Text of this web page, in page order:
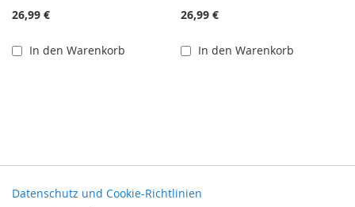
26,99 €
In den Warenkorb
26,99 €
In den Warenkorb
Datenschutz und Cookie-Richtlinien